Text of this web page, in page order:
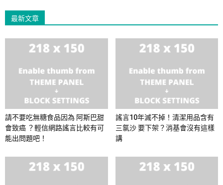
最新文章
請不要吃無糖食品因為 阿斯巴甜
會致癌 ？輕信網路謠言比較有可
能出問題吧！
謠言10年滅不掉！清潔用品含有
三氯沙 要下架？消基會沒有這樣
講